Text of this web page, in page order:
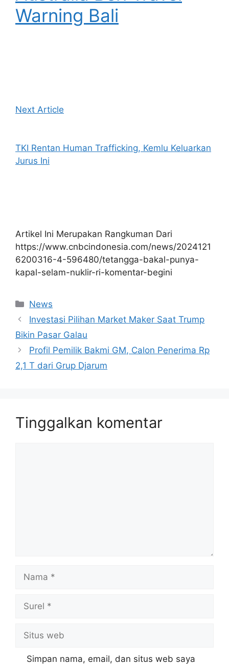
Warning Bali
Next Article
TKI Rentan Human Trafficking, Kemlu Keluarkan
Jurus Ini
Artikel Ini Merupakan Rangkuman Dari
https://www.cnbcindonesia.com/news/2024121
6200316-4-596480/tetangga-bakal-punya-
kapal-selam-nuklir-ri-komentar-begini
Kategori
News
Investasi Pilihan Market Maker Saat Trump
Bikin Pasar Galau
Profil Pemilik Bakmi GM, Calon Penerima Rp
2,1 T dari Grup Djarum
Tinggalkan komentar
Nama
Surel
Situs
web
Simpan nama, email, dan situs web saya